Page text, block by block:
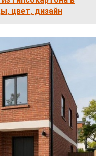
цвет, дизайн